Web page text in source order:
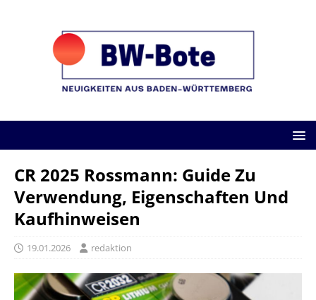
CR 2025 Rossmann: Guide Zu
Verwendung, Eigenschaften Und
Kaufhinweisen
19.01.2026 redaktion